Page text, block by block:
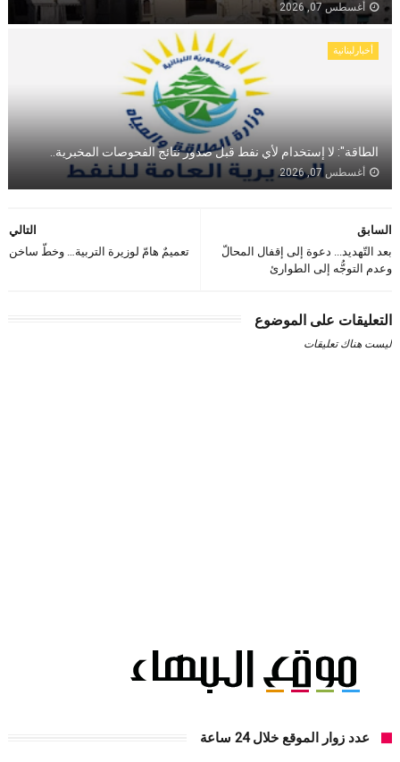
أغسطس 07, 2026
أخبارلبنانية
الطاقة": لا إستخدام لأي نفط قبل صدور نتائج الفحوصات المخبرية..
أغسطس 07, 2026
التالي
تعميمٌ هامّ لوزيرة التربية… وخطّ ساخن
السابق
بعد التّهديد... دعوة إلى إقفال المحالّ
وعدم التوجُّه إلى الطوارئ
التعليقات على الموضوع
ليست هناك تعليقات
عدد زوار الموقع خلال 24 ساعة